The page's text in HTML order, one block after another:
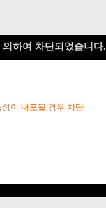
하여 차단되었습니다.
이 내포될 경우 차단